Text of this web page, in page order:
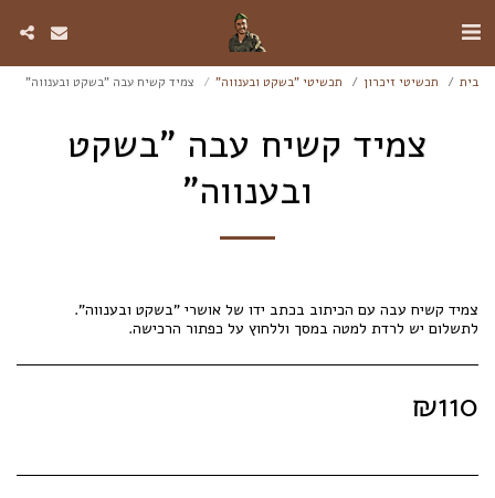
בית תכשיטי זיכרון תכשיטי "בשקט ובענווה" צמיד קשיח עבה "בשקט ובענווה"
צמיד קשיח עבה "בשקט
ובענווה"
לתשלום יש לרדת למטה במסך וללחוץ על כפתור הרכישה.
₪110